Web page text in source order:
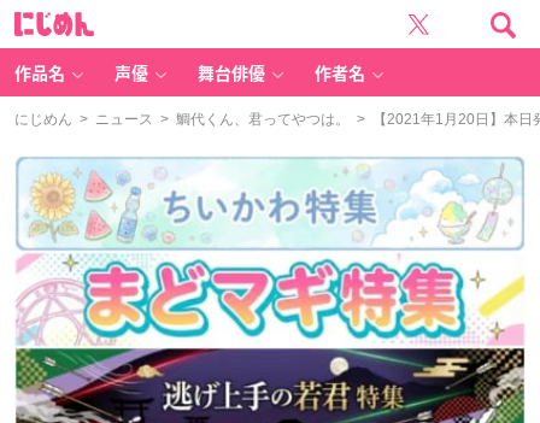
作品名 声優 舞台俳優 作者名
にじめん > ニュース > 鯛代くん、君ってやつは。 > 【2021年1月20日】本日